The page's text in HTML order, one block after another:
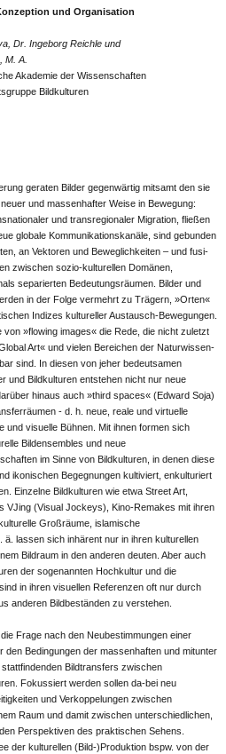
und Organisation
Dr. Ingeborg Reichle und
M. A.
Akademie der Wissenschaften
Bildkulturen
geraten Bilder gegenwärtig mit­samt den sie
und massen­hafter Weise in Bewegung:
und transregionaler Migration, fließen
globale Kommunikationskanäle, sind gebunden
an Vektoren und Beweglichkeiten – und fusi­
zwischen sozio-kulturellen Domänen,
separierten Bedeutungsräumen. Bilder und
in der Folge vermehrt zu Trägern, »Orten«
Indizes kultu­reller Austausch-Bewegungen.
von »flowing images« die Rede, die nicht zuletzt
Art« und vielen Bereichen der Naturwissen­
sind. In diesen von jeher bedeutsamen
und Bildkulturen entstehen nicht nur neue
hinaus auch »third spaces« (Edward Soja)
- d. h. neue, reale und virtuelle
und visuelle Bühnen. Mit ihnen formen sich
Bildensembles und neue
im Sinne von Bildkulturen, in denen diese
ikonischen Begegnungen kultiviert, enkulturiert
Einzelne Bildkulturen wie etwa Street Art,
VJing (Visual Jockeys), Kino-Remakes mit ihren
Großräume, islamische
ä. lassen sich inhärent nur in ihren kulturellen
Bildraum in den anderen deuten. Aber auch
der sogenannten Hochkultur und die
in ihren visuellen Referenzen oft nur durch
anderen Bildbeständen zu verstehen.
Frage nach den Neubestimmungen einer
den Bedingungen der massen­haften und mitunter
Bildtransfers zwischen
Fokussiert werden sollen da-bei neu
und Verkoppelungen zwischen
Raum und damit zwischen unterschiedlichen,
Perspektiven des praktischen Sehens.
der kulturellen (Bild-)Produktion bspw. von der